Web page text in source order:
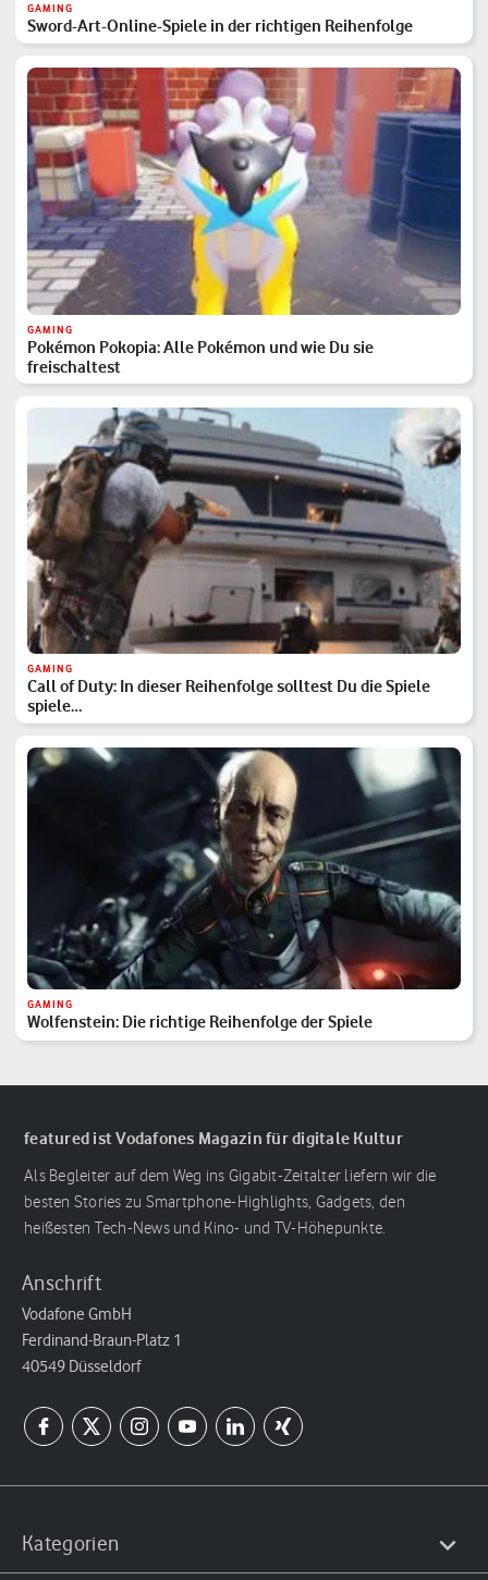
GAMING
Sword-Art-Online-Spiele in der richtigen Reihenfolge
GAMING
Pokémon Pokopia: Alle Pokémon und wie Du sie
freischaltest
GAMING
Call of Duty: In dieser Reihenfolge solltest Du die Spiele
spiele…
GAMING
Wolfenstein: Die richtige Reihenfolge der Spiele
featured ist Vodafones Magazin für digitale Kultur
Als Begleiter auf dem Weg ins Gigabit-Zeitalter liefern wir die
besten Stories zu Smartphone-Highlights, Gadgets, den
heißesten Tech-News und Kino- und TV-Höhepunkte.
Anschrift
Vodafone GmbH
Ferdinand-Braun-Platz 1
40549 Düsseldorf
Kategorien